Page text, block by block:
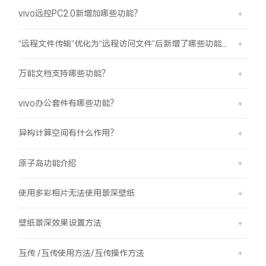
vivo远控PC2.0新增加哪些功能？
万能文档支持哪些功能？
vivo办公套件有哪些功能？
异构计算空间有什么作用？
原子岛功能介绍
使用多彩相片无法使用景深壁纸
壁纸景深效果设置方法
互传 /互传使用方法/互传操作方法